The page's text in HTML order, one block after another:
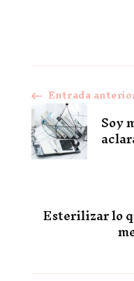
de
entradas
Entrada
Soy
Esterilizar lo